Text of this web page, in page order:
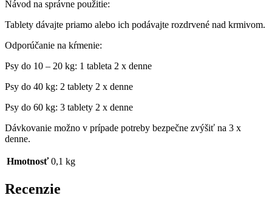
Návod na správne použitie:
Tablety dávajte priamo alebo ich podávajte rozdrvené nad krmivom.
Odporúčanie na kŕmenie:
Psy do 10 – 20 kg: 1 tableta 2 x denne
Psy do 40 kg: 2 tablety 2 x denne
Psy do 60 kg: 3 tablety 2 x denne
Dávkovanie možno v prípade potreby bezpečne zvýšiť na 3 x
denne.
Hmotnosť 0,1 kg
Recenzie